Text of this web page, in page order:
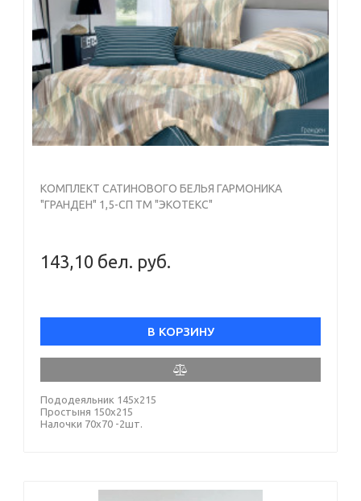
подобрать другой домашний текстиль.
Купить комплект постельного белья в интернет-
магазине можно круглосуточно: менеджер свяжется
с вами в рабочее время и уточнит условия
доставки.
КОМПЛЕКТ САТИНОВОГО БЕЛЬЯ ГАРМОНИКА
"ГРАНДЕН" 1,5-СП ТМ "ЭКОТЕКС"
143,10 бел. руб.
В КОРЗИНУ
Пододеяльник 145х215
Простыня 150х215
Налочки 70х70 -2шт.